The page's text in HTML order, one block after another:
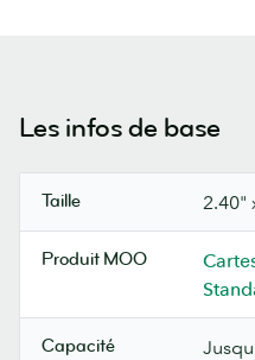
Les infos de base
Taille 2.40"
Produit MOO
Capacité